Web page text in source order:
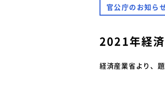
特装車メンテ
- トラック安
その他のお知
官公庁のお知ら
2021年経
経済産業省より、